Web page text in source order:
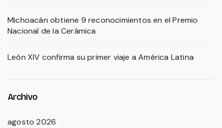
Michoacán obtiene 9 reconocimientos en el Premio
Nacional de la Cerámica
León XIV confirma su primer viaje a América Latina
Archivo
agosto 2026